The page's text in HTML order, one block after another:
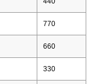
770
660
330